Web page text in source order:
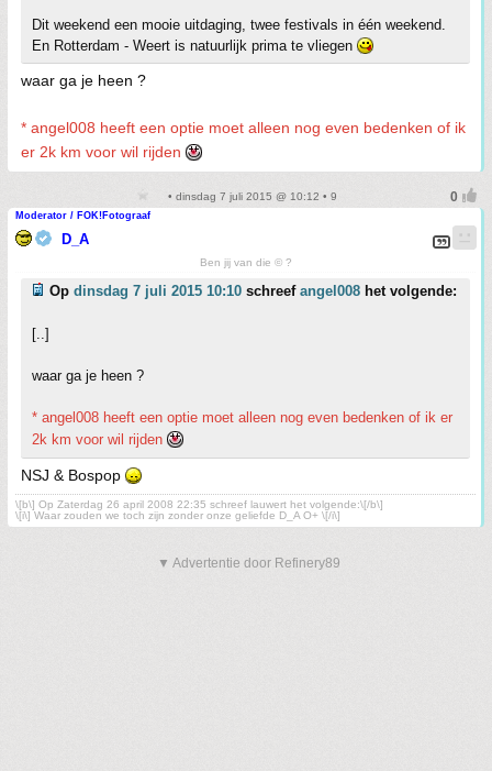
Dit weekend een mooie uitdaging, twee festivals in één weekend.
En Rotterdam - Weert is natuurlijk prima te vliegen
waar ga je heen ?
* angel008 heeft een optie moet alleen nog even bedenken of ik
er 2k km voor wil rijden
• dinsdag 7 juli 2015 @ 10:12 • 9
Moderator / FOK!Fotograaf
D_A
Ben jij van die © ?
Op dinsdag 7 juli 2015 10:10 schreef angel008 het volgende:
[..]
waar ga je heen ?
* angel008 heeft een optie moet alleen nog even bedenken of ik er
2k km voor wil rijden
NSJ & Bospop
\[b\] Op Zaterdag 26 april 2008 22:35 schreef lauwert het volgende:\[/b\]
\[i\] Waar zouden we toch zijn zonder onze geliefde D_A O+ \[/i\]
▼ Advertentie door Refinery89